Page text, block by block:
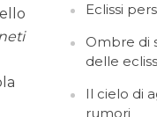
Eclissi
Ombre di
delle
Il cielo di
rumori